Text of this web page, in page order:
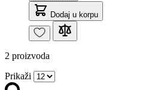
Dodaj u korpu
2 proizvoda
Prikaži